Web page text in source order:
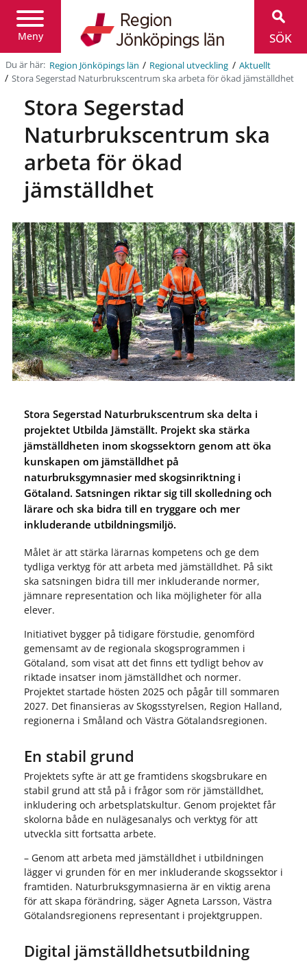
Meny
Jönköpings
län
SÖK
Du är här: Region Jönköpings län / Regional utveckling / Aktuellt
/ Stora Segerstad Naturbrukscentrum ska arbeta för ökad jämställdhet
Stora Segerstad
Naturbrukscentrum ska
arbeta för ökad
jämställdhet
Stora Segerstad Naturbrukscentrum ska delta i
projektet Utbilda Jämställt. Projekt ska stärka
jämställdheten inom skogssektorn genom att öka
kunskapen om jämställdhet på
naturbruksgymnasier med skogsinriktning i
Götaland. Satsningen riktar sig till skolledning och
lärare och ska bidra till en tryggare och mer
inkluderande utbildningsmiljö.
Målet är att stärka lärarnas kompetens och ge dem
tydliga verktyg för att arbeta med jämställdhet. På sikt
ska satsningen bidra till mer inkluderande normer,
jämnare representation och lika möjligheter för alla
elever.
Initiativet bygger på tidigare förstudie, genomförd
gemensamt av de regionala skogsprogrammen i
Götaland, som visat att det finns ett tydligt behov av
riktade insatser inom jämställdhet och normer.
Projektet startade hösten 2025 och pågår till sommaren
2027. Det finansieras av Skogsstyrelsen, Region Halland,
regionerna i Småland och Västra Götalandsregionen.
En stabil grund
Projektets syfte är att ge framtidens skogsbrukare en
stabil grund att stå på i frågor som rör jämställdhet,
inkludering och arbetsplatskultur. Genom projektet får
skolorna både en nulägesanalys och verktyg för att
utveckla sitt fortsatta arbete.
– Genom att arbeta med jämställdhet i utbildningen
lägger vi grunden för en mer inkluderande skogssektor i
framtiden. Naturbruksgymnasierna är en viktig arena
för att skapa förändring, säger Agneta Larsson, Västra
Götalandsregionens representant i projektgruppen.
Digital jämställdhetsutbildning